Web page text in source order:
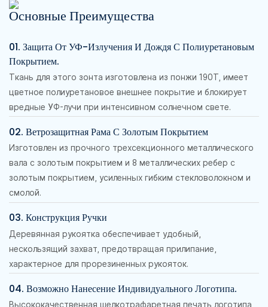
Основные Преимущества
01. Защита От УФ-Излучения И Дождя С Полиуретановым
Покрытием.
Ткань для этого зонта изготовлена ​​из понжи 190T, имеет
цветное полиуретановое внешнее покрытие и блокирует
вредные УФ-лучи при интенсивном солнечном свете.
02. Ветрозащитная Рама С Золотым Покрытием
Изготовлен из прочного трехсекционного металлического
вала с золотым покрытием и 8 металлических ребер с
золотым покрытием, усиленных гибким стекловолокном и
смолой.
03. Конструкция Ручки
Деревянная рукоятка обеспечивает удобный,
нескользящий захват, предотвращая прилипание,
характерное для прорезиненных рукояток.
04. Возможно Нанесение Индивидуального Логотипа.
Высококачественная шелкотрафаретная печать логотипа